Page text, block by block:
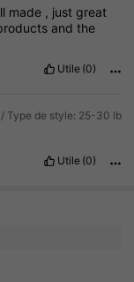
made , justgreat
andthe
Utile (0)
Type de style: 25-30 lb
Utile (0)